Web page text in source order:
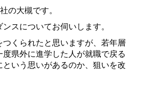
の大槻です。
スについてお伺いします。
くられたと思いますが、若年層
県外に進学した人が就職で戻る
いう思いがあるのか、狙いを改